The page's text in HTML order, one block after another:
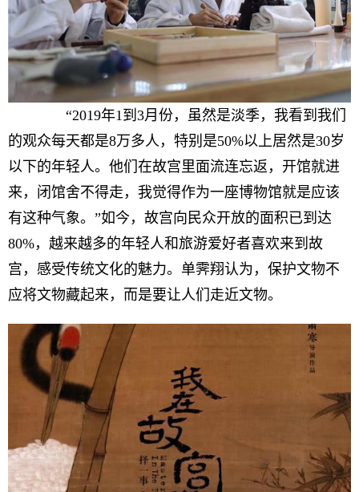
“2019年1到3月份，虽然是淡季，我看到我们
的观众每天都是8万多人，特别是50%以上居然是30岁
以下的年轻人。他们在故宫里面流连忘返，开馆就进
来，闭馆舍不得走，我觉得作为一座博物馆就是应该
有这种气象。”如今，故宫向民众开放的面积已到达
80%，越来越多的年轻人和旅游爱好者喜欢来到故
宫，感受传统文化的魅力。单霁翔认为，保护文物不
应将文物藏起来，而是要让人们走近文物。